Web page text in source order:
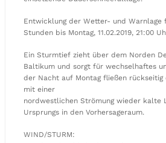
Entwicklung der Wetter- und Warnlage
Stunden bis Montag, 11.02.2019, 21:00
Ein Sturmtief zieht über dem Norden
Baltikum und sorgt für wechselhaftes
der Nacht auf Montag fließen rückseitig
mit einer
nordwestlichen Strömung wieder kalte
Ursprungs in den Vorhersageraum.
WIND/STURM: